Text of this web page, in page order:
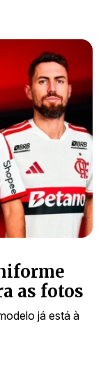
as fotos
já está à